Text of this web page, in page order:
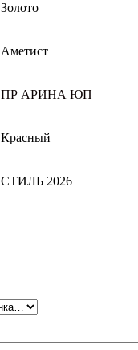
Золото
Аметист
ПР АРИНА ЮП
Красный
СТИЛЬ 2026